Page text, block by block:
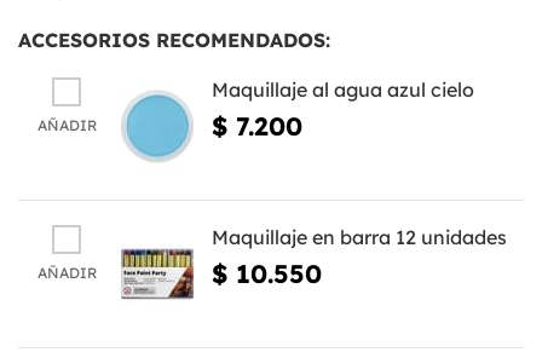
ACCESORIOS RECOMENDADOS:
AÑADIR
Maquillaje al agua azul cielo
$ 7.200
AÑADIR
Maquillaje en barra 12 unidades
$ 10.550